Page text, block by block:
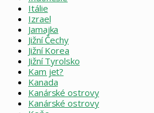
Itálie
Izrael
Jamajka
Jižní Čechy
Jižní Korea
Jižní Tyrolsko
Kam jet?
Kanada
Kanárské ostrovy
Kanárské ostrovy